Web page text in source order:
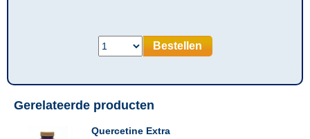
Bestellen
Gerelateerde producten
Quercetine Extra